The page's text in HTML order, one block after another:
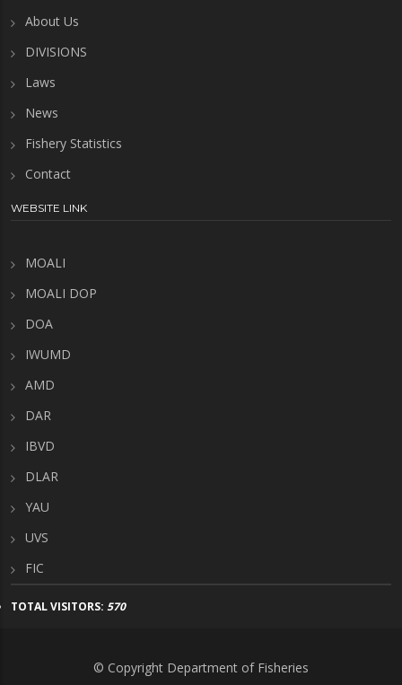
About Us
DIVISIONS
Laws
News
Fishery Statistics
Contact
WEBSITE LINK
MOALI
MOALI DOP
DOA
IWUMD
AMD
DAR
IBVD
DLAR
YAU
UVS
FIC
TOTAL VISITORS: 570
© Copyright Department of Fisheries